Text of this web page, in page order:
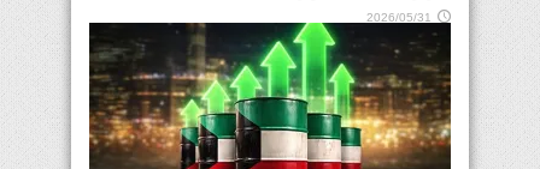
2026/05/31